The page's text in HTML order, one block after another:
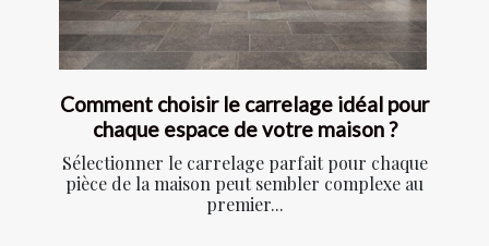
Comment choisir le carrelage idéal pour
chaque espace de votre maison ?
Sélectionner le carrelage parfait pour chaque
pièce de la maison peut sembler complexe au
premier...